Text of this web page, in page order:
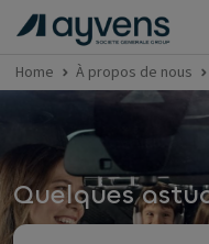
Home À propos de nous
Quelques